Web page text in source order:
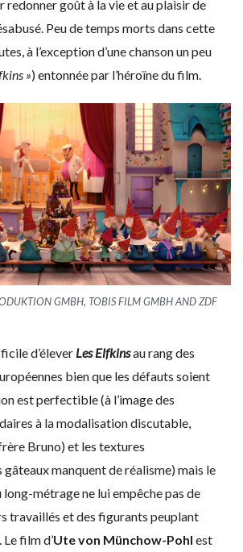
redonner goût à la vie et au plaisir de
Peu de temps morts dans cette
à l’exception d’une chanson un peu
») entonnée par l’héroïne du film.
GMBH, TOBIS FILM GMBH AND ZDF
d’élever Les Elfkinsau rang des
bien que les défauts soient
est perfectible (à l’image des
à la modalisation discutable,
Bruno) et les textures
manquent de réalisme) mais le
métrage ne lui empêche pas de
travaillés et des figurants peuplant
Le film d’Ute von Münchow-Pohl est